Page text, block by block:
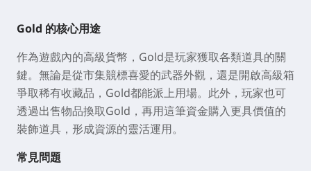
Gold 的核心用途
作為遊戲內的高級貨幣，Gold是玩家獲取各類道具的關
鍵。無論是從市集競標喜愛的武器外觀，還是開啟高級箱
爭取稀有收藏品，Gold都能派上用場。此外，玩家也可
透過出售物品換取Gold，再用這筆資金購入更具價值的
裝飾道具，形成資源的靈活運用。
常見問題